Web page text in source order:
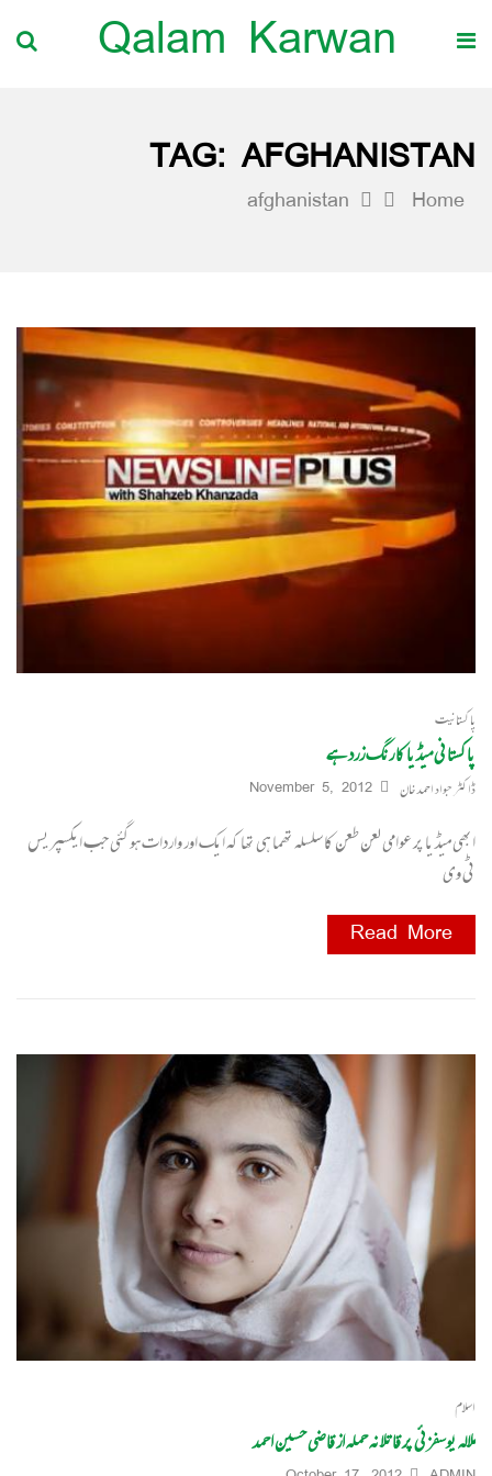
Qalam Karwan
TAG:AFGHANISTAN
Home
afghanistan
پاکستانیت
پاکستانی میڈیا کا رنگ زرد ہے
ڈاکٹر جواد احمد خان November 5, 2012
ابھی میڈیا پر عوامی لعن طعن کا سلسلہ تھما ہی تھا کہ ایک اور واردات ہوگئی جب ایکسپریس
ٹی وی
Read More
اسلام
ملالہ یوسفزئی پر قاتلانہ حملہ از قاضی حسین احمد